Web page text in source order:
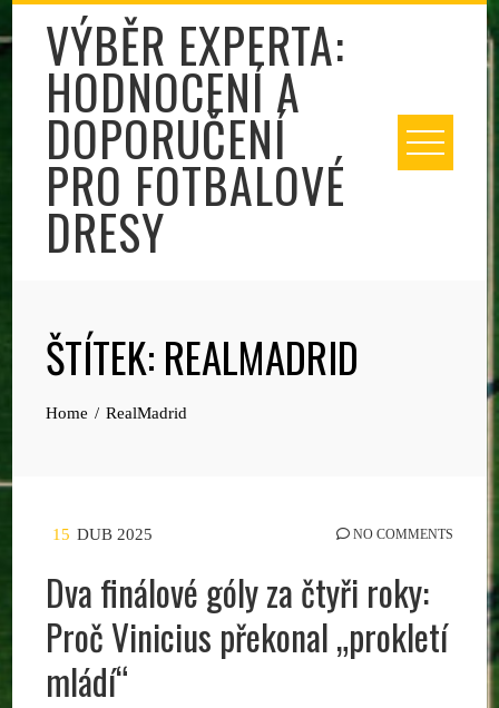
to
contentVÝBĚR EXPERTA:
HODNOCENÍ A
DOPORUČENÍ
PRO FOTBALOVÉ
DRESY
ŠTÍTEK: REALMADRID
Home RealMadrid
15 DUB 2025 NO COMMENTS
Dva finálové góly za čtyři roky:
Proč Vinicius překonal „prokletí
mládí“